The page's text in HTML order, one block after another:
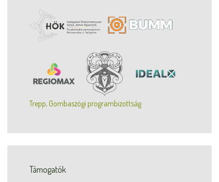
Trepp, Gombaszögi programbizottság
Támogatók